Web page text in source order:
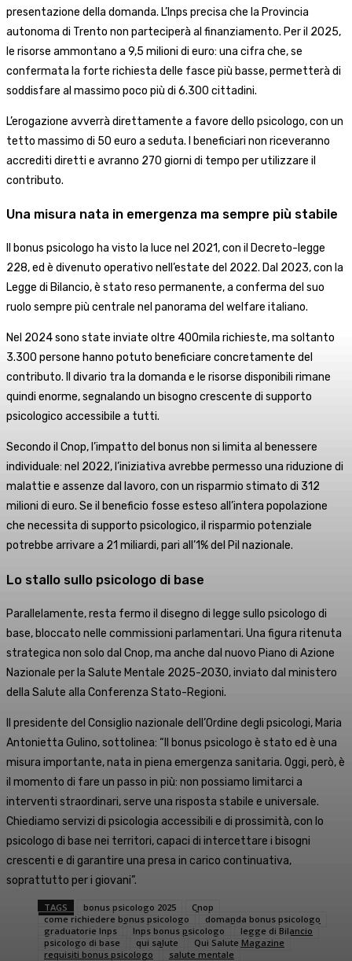
presentazione della domanda. L’Inps precisa che la Provincia
autonoma di Trento non parteciperà al finanziamento. Per il 2025,
le risorse ammontano a 9,5 milioni di euro: una cifra che, se
confermata la forte richiesta delle fasce più basse, permetterà di
soddisfare al massimo poco più di 6.300 cittadini.
L’erogazione avverrà direttamente a favore dello psicologo, con un
tetto massimo di 50 euro a seduta. I beneficiari non riceveranno
accrediti diretti e avranno 270 giorni di tempo per utilizzare il
contributo.
Una misura nata in emergenza ma sempre più stabile
Il bonus psicologo ha visto la luce nel 2021, con il Decreto-legge
228, ed è divenuto operativo nell’estate del 2022. Dal 2023, con la
Legge di Bilancio, è stato reso permanente, a conferma del suo
ruolo sempre più centrale nel panorama del welfare italiano.
Nel 2024 sono state inviate oltre 400mila richieste, ma soltanto
3.300 persone hanno potuto beneficiare concretamente del
contributo. Il divario tra la domanda e le risorse disponibili rimane
quindi enorme, segnalando un bisogno crescente di supporto
psicologico accessibile a tutti.
Secondo il Cnop, l’impatto del bonus non si limita al benessere
individuale: nel 2022, l’iniziativa avrebbe permesso una riduzione di
malattie e assenze dal lavoro, con un risparmio stimato di 312
milioni di euro. Se il beneficio fosse esteso all’intera popolazione
che necessita di supporto psicologico, il risparmio potenziale
potrebbe arrivare a 21 miliardi, pari all’1% del Pil nazionale.
Lo stallo sullo psicologo di base
Parallelamente, resta fermo il disegno di legge sullo psicologo di
base, bloccato nelle commissioni parlamentari. Una figura ritenuta
strategica non solo dal Cnop, ma anche dal nuovo Piano di Azione
Nazionale per la Salute Mentale 2025-2030, inviato dal ministero
della Salute alla Conferenza Stato-Regioni.
Il presidente del Consiglio nazionale dell’Ordine degli psicologi, Maria
Antonietta Gulino, sottolinea: “Il bonus psicologo è stato ed è una
misura importante, nata in piena emergenza sanitaria. Oggi, però, è
il momento di fare un passo in più: non possiamo limitarci a
interventi straordinari, serve una risposta stabile e universale.
Chiediamo servizi di psicologia accessibili e di prossimità, con lo
psicologo di base nei territori, capaci di intercettare i bisogni
crescenti e di garantire una presa in carico continuativa,
soprattutto per i giovani”.
TAGS bonus psicologo 2025
Cnop
come richiedere bonus psicologo
domanda bonus psicologo
graduatorie Inps
Inps bonus psicologo
legge di Bilancio
psicologo di base
qui salute
Qui Salute Magazine
requisiti bonus psicologo
salute mentale